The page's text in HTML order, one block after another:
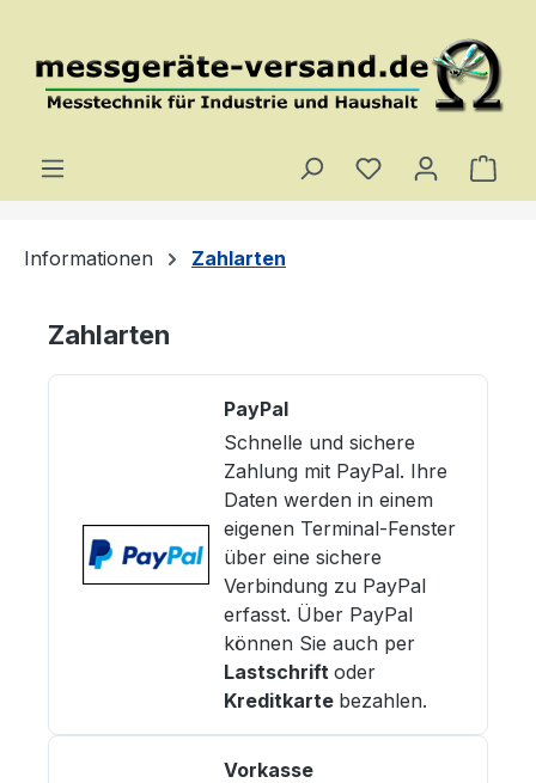
Du hast 0
Informationen Zahlarten
Zahlarten
PayPal
Schnelle und sichere
Zahlung mit PayPal. Ihre
Daten werden in einem
eigenen Terminal-Fenster
über eine sichere
Verbindung zu PayPal
erfasst. Über PayPal
können Sie auch per
Lastschrift oder
Kreditkarte bezahlen.
Vorkasse